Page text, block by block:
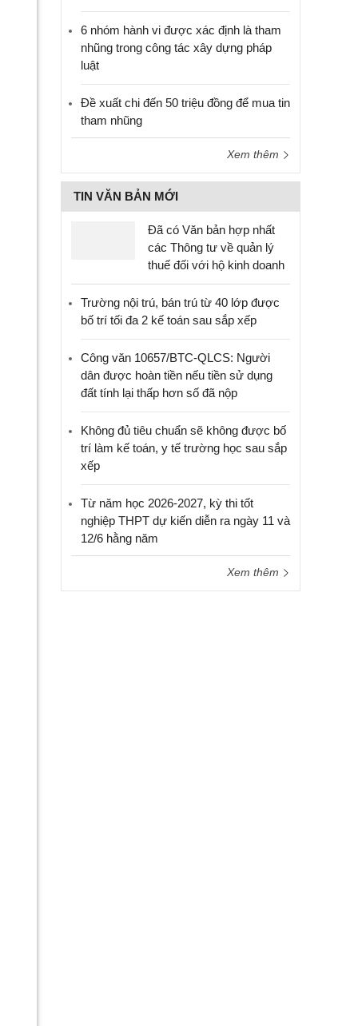
6 nhóm hành vi được xác định là tham
nhũng trong công tác xây dựng pháp
luật
Đề xuất chi đến 50 triệu đồng để mua tin
tham nhũng
Xem thêm
TIN VĂN BẢN MỚI
Đã có Văn bản hợp nhất
các Thông tư về quản lý
thuế đối với hộ kinh doanh
Trường nội trú, bán trú từ 40 lớp được
bố trí tối đa 2 kế toán sau sắp xếp
Công văn 10657/BTC-QLCS: Người
dân được hoàn tiền nếu tiền sử dụng
đất tính lại thấp hơn số đã nộp
Không đủ tiêu chuẩn sẽ không được bố
trí làm kế toán, y tế trường học sau sắp
xếp
Từ năm học 2026-2027, kỳ thi tốt
nghiệp THPT dự kiến diễn ra ngày 11 và
12/6 hằng năm
Xem thêm